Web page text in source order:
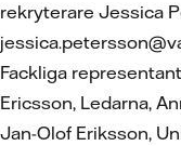
rekryterare Jessica
Fackliga
Ericsson, Ledarna,
Jan-Olof Eriksson,